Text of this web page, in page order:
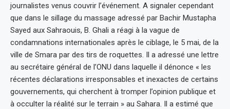
journalistes venus couvrir l’événement. A signaler cependant
que dans le sillage du massage adressé par Bachir Mustapha
Sayed aux Sahraouis, B. Ghali a réagi à la vague de
condamnations internationales après le ciblage, le 5 mai, de la
ville de Smara par des tirs de roquettes. Il a adressé une lettre
au secrétaire général de l’ONU dans laquelle il dénonce « les
récentes déclarations irresponsables et inexactes de certains
gouvernements, qui cherchent à tromper l’opinion publique et
à occulter la réalité sur le terrain » au Sahara. Il a estimé que